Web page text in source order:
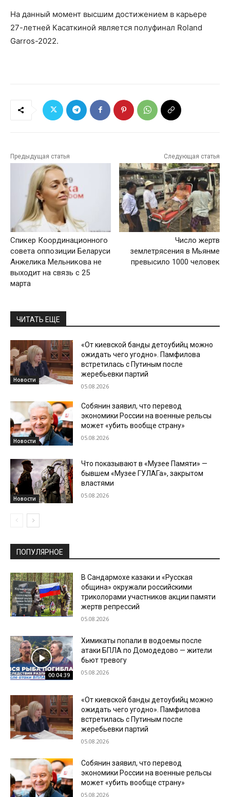
На данный момент высшим достижением в карьере
27-летней Касаткиной является полуфинал Roland
Garros-2022.
Предыдущая статья
Спикер Координационного
совета оппозиции Беларуси
Анжелика Мельникова не
выходит на связь с 25
марта
Следующая статья
Число жертв
землетрясения в Мьянме
превысило 1000 человек
ЧИТАТЬ ЕЩЕ
Новости
«От киевской банды детоубийц можно
ожидать чего угодно». Памфилова
встретилась с Путиным после
жеребьевки партий
05.08.2026
Новости
Собянин заявил, что перевод
экономики России на военные рельсы
может «убить вообще страну»
05.08.2026
Новости
Что показывают в «Музее Памяти» —
бывшем «Музее ГУЛАГа», закрытом
властями
05.08.2026
ПОПУЛЯРНОЕ
В Сандармохе казаки и «Русская
община» окружали российскими
триколорами участников акции памяти
жертв репрессий
05.08.2026
00:04:39
Химикаты попали в водоемы после
атаки БПЛА по Домодедово — жители
бьют тревогу
05.08.2026
«От киевской банды детоубийц можно
ожидать чего угодно». Памфилова
встретилась с Путиным после
жеребьевки партий
05.08.2026
Собянин заявил, что перевод
экономики России на военные рельсы
может «убить вообще страну»
05.08.2026